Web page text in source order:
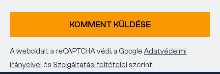
KOMMENT KÜLDÉSE
A weboldalt a reCAPTCHA védi, a Google Adatvédelmi
irányelvei és Szolgáltatási feltételei szerint.